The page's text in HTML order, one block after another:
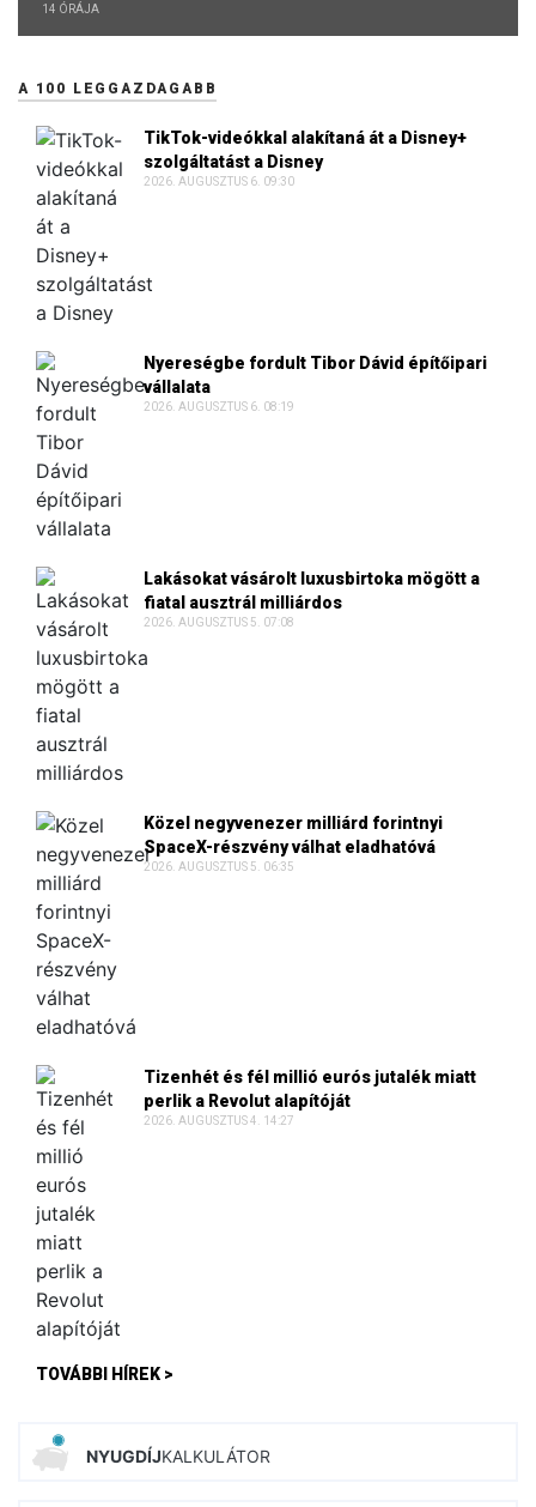
14 ÓRÁJA
A 100 LEGGAZDAGABB
TikTok-videókkal alakítaná át a Disney+
szolgáltatást a Disney
2026. AUGUSZTUS 6. 09:30
Nyereségbe fordult Tibor Dávid építőipari
vállalata
2026. AUGUSZTUS 6. 08:19
Lakásokat vásárolt luxusbirtoka mögött a
fiatal ausztrál milliárdos
2026. AUGUSZTUS 5. 07:08
Közel negyvenezer milliárd forintnyi
SpaceX-részvény válhat eladhatóvá
2026. AUGUSZTUS 5. 06:35
Tizenhét és fél millió eurós jutalék miatt
perlik a Revolut alapítóját
2026. AUGUSZTUS 4. 14:27
TOVÁBBI HÍREK >
NYUGDÍJKALKULÁTOR